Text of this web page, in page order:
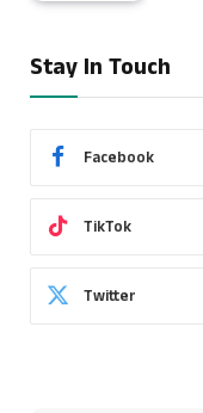
Stay In Touch
Facebook
TikTok
Twitter